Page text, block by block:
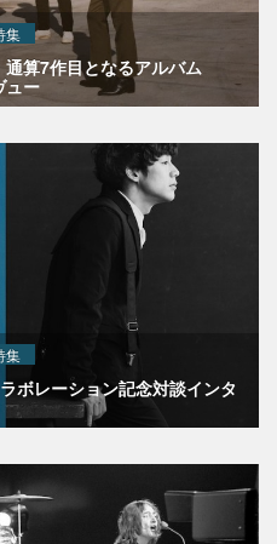
集
算7作目となるアルバム
ュー
集
ボレーション記念対談インタ